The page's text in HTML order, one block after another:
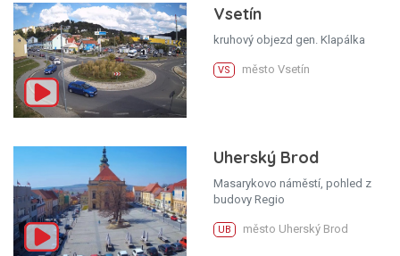
Vsetín
kruhový objezd gen. Klapálka
VS město Vsetín
Uherský Brod
Masarykovo náměstí, pohled z
budovy Regio
UB město Uherský Brod